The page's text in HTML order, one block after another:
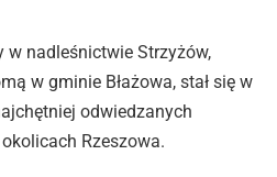
w nadleśnictwie Strzyżów,
w gminie Błażowa, stał się w
odwiedzanych
Rzeszowa.